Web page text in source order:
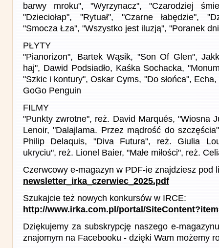
barwy mroku", "Wyrzynacz", "Czarodziej
"Dzieciołap", "Rytuał", "Czarne łabędzie",
"Smocza Łza", "Wszystko jest iluzją", "Poranek
PŁYTY
"Pianorizon", Bartek Wąsik, "Son Of Glen",
haj", Dawid Podsiadło, Kaśka Sochacka,
"Szkic i kontury", Oskar Cyms, "Do słońca",
GoGo Penguin
FILMY
"Punkty zwrotne", reż. David Marqués, "Wiosna
Lenoir, "Dalajlama. Przez mądrość do
Philip Delaquis, "Diva Futura", reż. Giulia
ukryciu", reż. Lionel Baier, "Małe miłości", reż.
Czerwcowy e-magazyn w PDF-ie znajdziesz pod
newsletter_irka_czerwiec_2025.pdf
Szukajcie też nowych konkursów w IRCE:
http://www.irka.com.pl/portal/
Dziękujemy za subskrypcję naszego e-
znajomym na Facebooku - dzięki Wam możemy